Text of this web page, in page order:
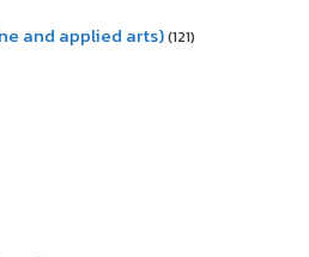
and applied arts)(121)